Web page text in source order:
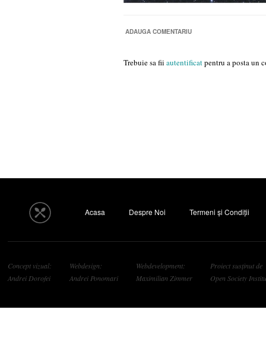
ADAUGA COMENTARIU
Trebuie sa fii autentificatpentru a posta un
Acasa Despre Noi Termeni și Condiții
Concept vizual:
Andrei Dorofei
Webdesign:
Andrei Ponomari
Webdevelopment:
Maximilian Zimmer
Proiect susținut de
Open Society